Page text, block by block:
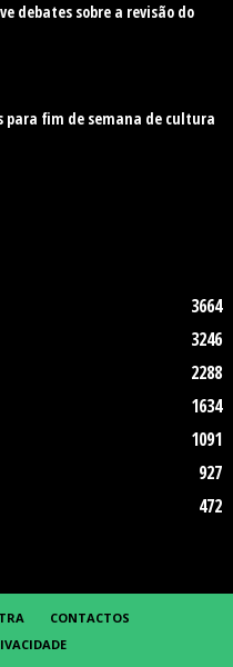
debates sobre a revisão do
para fim de semana de cultura
3664
3246
2288
1634
1091
927
472
CONTACTOS